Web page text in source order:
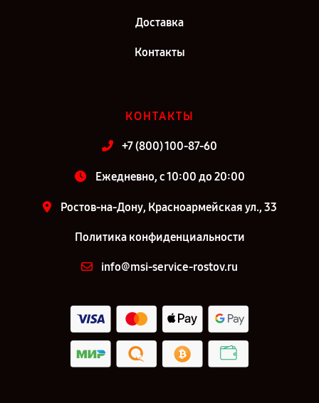
Доставка
Контакты
КОНТАКТЫ
+7 (800) 100-87-60
Ежедневно, с 10:00 до 20:00
Ростов-на-Дону, Красноармейская ул., 33
Политика конфиденциальности
info@msi-service-rostov.ru